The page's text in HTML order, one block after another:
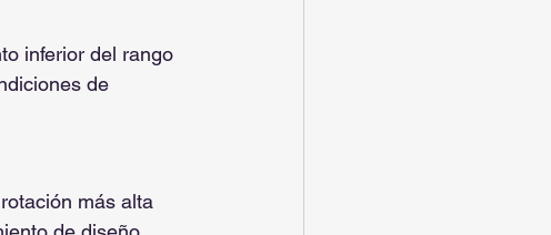
inferior del rango
de
más alta